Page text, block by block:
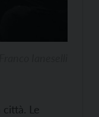
città. Le